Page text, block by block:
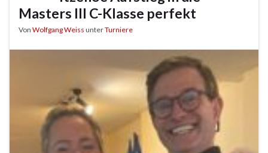
Masters III C-Klasse perfekt
Von Wolfgang Weiss unterTurniere